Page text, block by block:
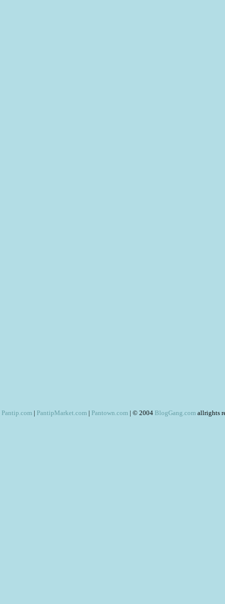
Pantip.com | PantipMarket.com | Pantown.com | © 2004 BlogGang.com allrights